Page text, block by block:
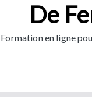
De
Formation en ligne